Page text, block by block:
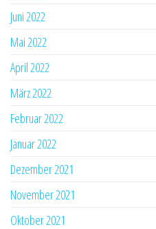
Juni 2022
Mai 2022
April 2022
März 2022
Februar 2022
Januar 2022
Dezember 2021
November 2021
Oktober 2021